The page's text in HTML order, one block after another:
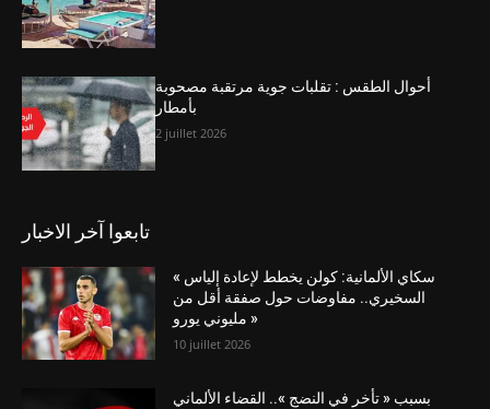
أحوال الطقس : تقلبات جوية مرتقبة مصحوبة
بأمطار
2 juillet 2026
تابعوا آخر الاخبار
« سكاي الألمانية: كولن يخطط لإعادة إلياس
السخيري.. مفاوضات حول صفقة أقل من
مليوني يورو »
10 juillet 2026
بسبب « تأخر في النضج ».. القضاء الألماني